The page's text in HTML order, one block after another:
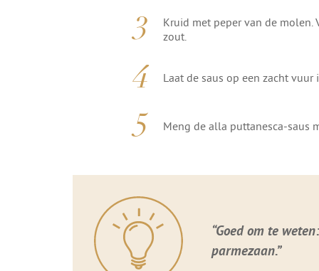
Kruid met peper van de
zout.
Laat de saus op een zacht
Meng de alla puttanesca-saus
“Goed om te
parmezaan.”